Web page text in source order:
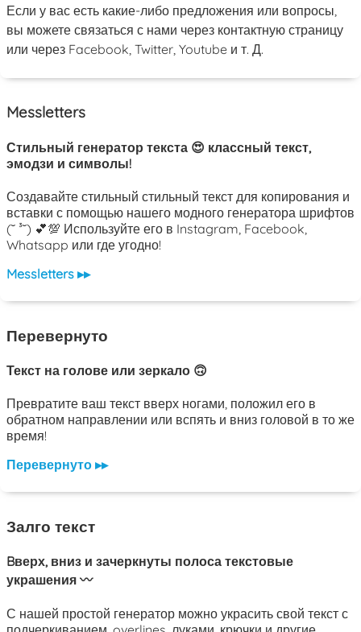
Если у вас есть какие-либо предложения или вопросы,
вы можете связаться с нами через контактную страницу
или через Facebook, Twitter, Youtube и т. Д.
Messletters
Стильный генератор текста 😍 классный текст,
эмодзи и символы!
Создавайте стильный стильный текст для копирования и
вставки с помощью нашего модного генератора шрифтов
(˘ ³˘) 💕💯 Используйте его в Instagram, Facebook,
Whatsapp или где угодно!
Messletters ▸▸
Перевернуто
Текст на голове или зеркало 🙃
Превратите ваш текст вверх ногами, положил его в
обратном направлении или вспять и вниз головой в то же
время!
Перевернуто ▸▸
Залго текст
Bверх, вниз и зачеркнуты полоса текстовые
украшения 〰️
С нашей простой генератор можно украсить свой ​​текст с